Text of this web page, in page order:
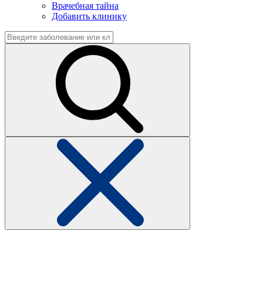
Врачебная тайна
Добавить клинику